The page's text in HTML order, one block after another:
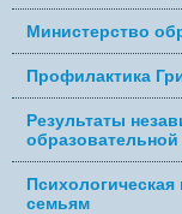
Министерство
Профилактика
Результаты
образовательной
семьям